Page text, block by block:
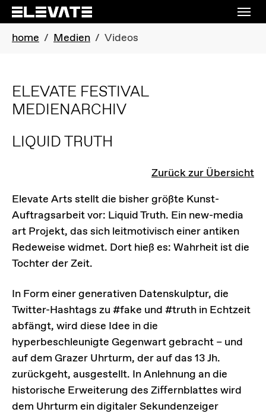
Skip to main navigation
Skip to main content
Skip to page footer
You are here:
home Medien Videos
ELEVATE FESTIVAL
MEDIENARCHIV
LIQUID TRUTH
Zurück zur Übersicht
Elevate Arts stellt die bisher größte Kunst-
Auftragsarbeit vor: Liquid Truth. Ein new-media
art Projekt, das sich leitmotivisch einer antiken
Redeweise widmet. Dort hieß es: Wahrheit ist die
Tochter der Zeit.
In Form einer generativen Datenskulptur, die
Twitter-Hashtags zu #fake und #truth in Echtzeit
abfängt, wird diese Idee in die
hyperbeschleunigte Gegenwart gebracht – und
auf dem Grazer Uhrturm, der auf das 13 Jh.
zurückgeht, ausgestellt. In Anlehnung an die
historische Erweiterung des Ziffernblattes wird
dem Uhrturm ein digitaler Sekundenzeiger